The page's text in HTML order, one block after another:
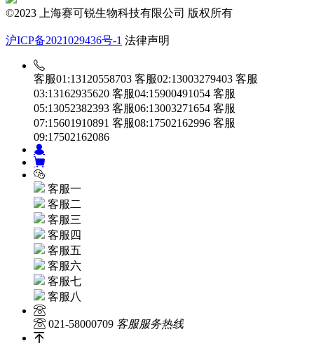
©2023 上海赛可锐生物科技有限公司 版权所有
沪ICP备2021029436号-1 法律声明
客服01:13120558703 客服02:13003279403 客服
03:13162935620 客服04:15900491054 客服
05:13052382393 客服06:13003271654 客服
07:15601910891 客服08:17502162996 客服
09:17502162086
客服一
客服二
客服三
客服四
客服五
客服六
客服七
客服八
021-58000709 客服服务热线